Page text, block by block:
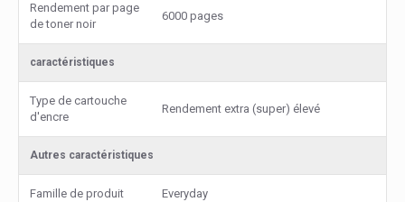
Rendement par page
de toner noir
6000 pages
caractéristiques
Type de cartouche
d'encre
Rendement extra (super) élevé
Autres caractéristiques
Famille de produit Everyday